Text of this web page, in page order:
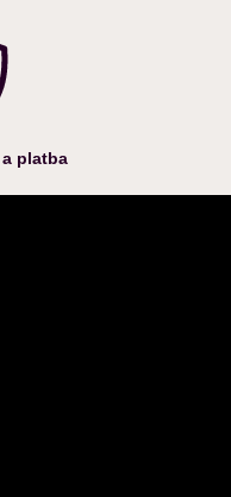
platba